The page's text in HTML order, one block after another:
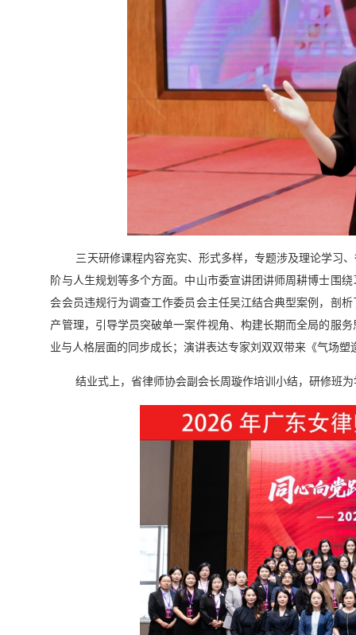
三天研修课程内容充实、形式多样，专题涉及理论学习
阶与人生规划等多个方面。中山市委宣讲团讲师周耕博士围
会会员违规行为调查工作委员会主任吴江结合典型案例，剖
产管理，引导学员突破单一案件视角、构建长期而全局的服
业与人格层面的同步成长；演讲表达专家刘双双带来《气场
结业式上，省律师协会副会长周璇作培训小结，研修班